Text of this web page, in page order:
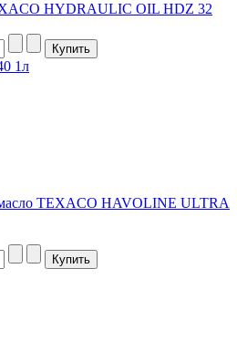
HYDRAULIC OIL HDZ 32
TEXACO HAVOLINE ULTRA